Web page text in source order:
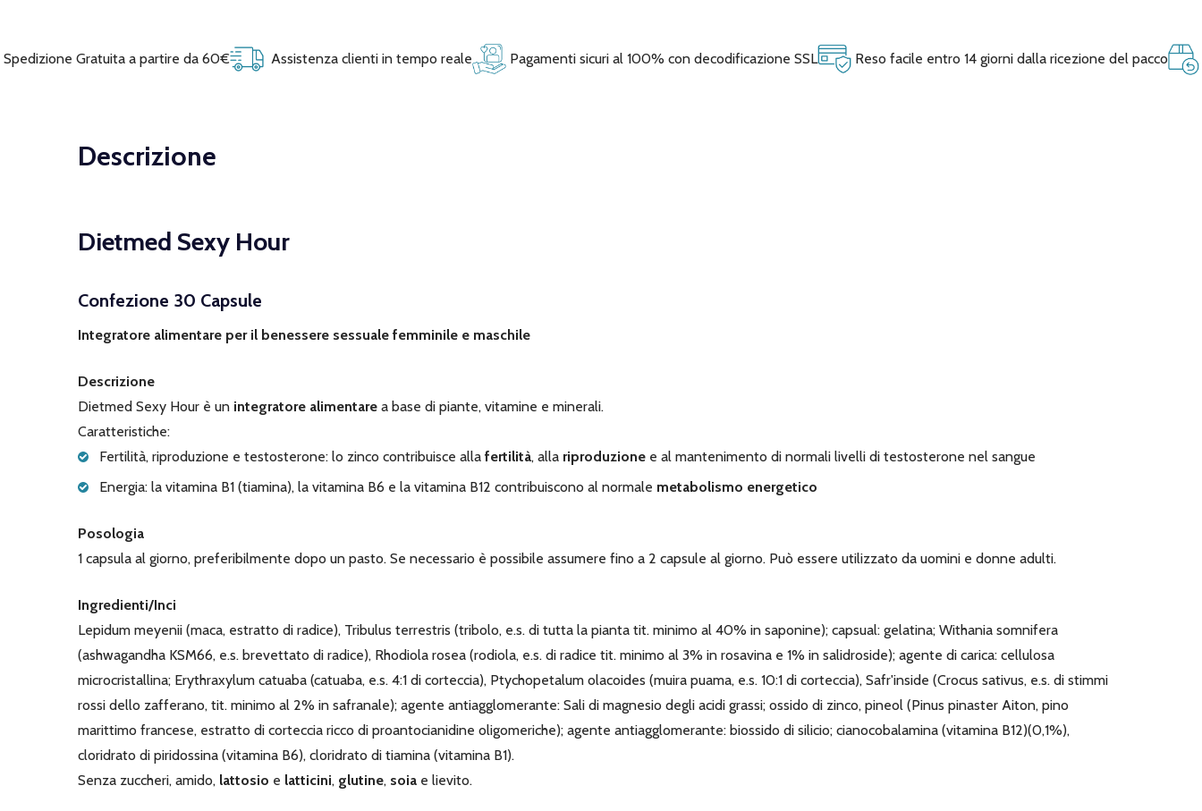
Spedizione Gratuita a partire da 60€ Assistenza clienti in tempo reale Pagamenti sicuri al 100% con decodificazione SSL Reso facile entro 14 giorni dalla ricezione del pacco
Descrizione
Dietmed Sexy Hour
Confezione 30 Capsule
Integratore alimentare per il benessere sessuale femminile e maschile
Descrizione
Dietmed Sexy Hour è un integratore alimentare a base di piante, vitamine e minerali.
Caratteristiche:
Fertilità, riproduzione e testosterone: lo zinco contribuisce alla fertilità, alla riproduzione e al mantenimento di normali livelli di testosterone nel sangue
Energia: la vitamina B1 (tiamina), la vitamina B6 e la vitamina B12 contribuiscono al normale metabolismo energetico
Posologia
1 capsula al giorno, preferibilmente dopo un pasto. Se necessario è possibile assumere fino a 2 capsule al giorno. Può essere utilizzato da uomini e donne adulti.
Ingredienti/Inci
Lepidum meyenii (maca, estratto di radice), Tribulus terrestris (tribolo, e.s. di tutta la pianta tit. minimo al 40% in saponine); capsual: gelatina; Withania somnifera
(ashwagandha KSM66, e.s. brevettato di radice), Rhodiola rosea (rodiola, e.s. di radice tit. minimo al 3% in rosavina e 1% in salidroside); agente di carica: cellulosa
microcristallina; Erythraxylum catuaba (catuaba, e.s. 4:1 di corteccia), Ptychopetalum olacoides (muira puama, e.s. 10:1 di corteccia), Safr'inside (Crocus sativus, e.s. di stimmi
rossi dello zafferano, tit. minimo al 2% in safranale); agente antiagglomerante: Sali di magnesio degli acidi grassi; ossido di zinco, pineol (Pinus pinaster Aiton, pino
marittimo francese, estratto di corteccia ricco di proantocianidine oligomeriche); agente antiagglomerante: biossido di silicio; cianocobalamina (vitamina B12)(0,1%),
cloridrato di piridossina (vitamina B6), cloridrato di tiamina (vitamina B1).
Senza zuccheri, amido, lattosio e latticini, glutine, soia e lievito.